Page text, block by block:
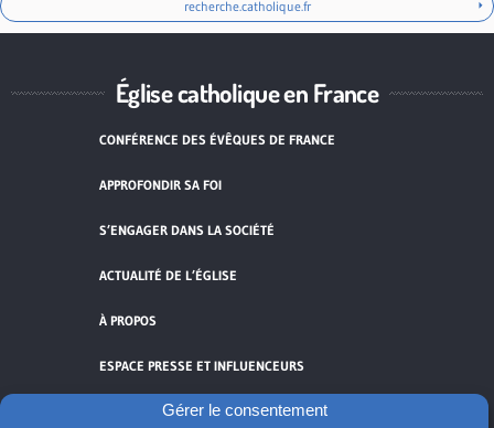
Gérer le consentement
recherche.catholique.fr
Église catholique en France
CONFÉRENCE DES ÉVÊQUES DE FRANCE
APPROFONDIR SA FOI
S’ENGAGER DANS LA SOCIÉTÉ
ACTUALITÉ DE L’ÉGLISE
À PROPOS
ESPACE PRESSE ET INFLUENCEURS